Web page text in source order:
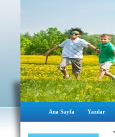
Ana Sayfa Yazılar